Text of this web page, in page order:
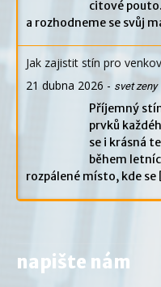
citové
a rozhodneme se svůj
Jak zajistit stín pro
21 dubna 2026 - svet zeny
Příjemný
prvků
se i krásná
během
rozpálené místo, kde se
napište nám